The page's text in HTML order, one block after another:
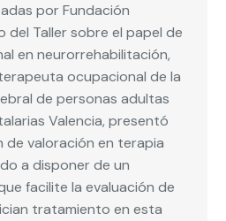
por Fundación
del Taller sobre el papel de
en neurorrehabilitación,
ocupacional de la
de personas adultas
Valencia, presentó
valoración en terapia
a disponer de un
facilite la evaluación de
tratamiento en esta